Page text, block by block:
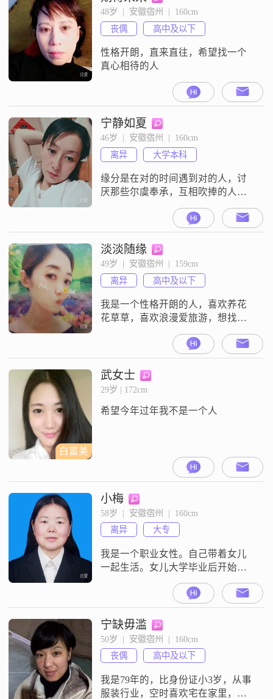
48岁  |  安徽宿州  |  160cm
丧偶
高中及以下
性格开朗，直来直往，希望找一个
真心相待的人
宁静如夏
46岁  |  安徽宿州  |  160cm
离异
大学本科
缘分是在对的时间遇到对的人，讨
厌那些尔虞奉承，互相吹捧的人，
半，往往缘分就是一刹那的一个眼
神。
淡淡随缘
49岁  |  安徽宿州  |  159cm
离异
高中及以下
我是一个性格开朗的人，喜欢养花
花草草，喜欢浪漫爱旅游，想找一
白富美
武女士
29岁 | 172cm
希望今年过年我不是一个人
小梅
58岁  |  安徽宿州  |  160cm
离异
大专
我是一个职业女性。自己带着女儿
一起生活。女儿大学毕业后开始工
作结婚。目前一个人生活、两年后
事业单位退休希望可以到南方生活
期盼未来有一个全新未来
宁缺毋滥
50岁  |  安徽宿州  |  160cm
丧偶
高中及以下
我是79年的，比身份证小3岁，从事
服装行业，空时喜欢宅在家里，陪